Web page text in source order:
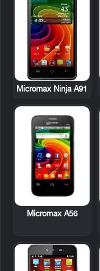
Micromax Ninja A91
Micromax A56